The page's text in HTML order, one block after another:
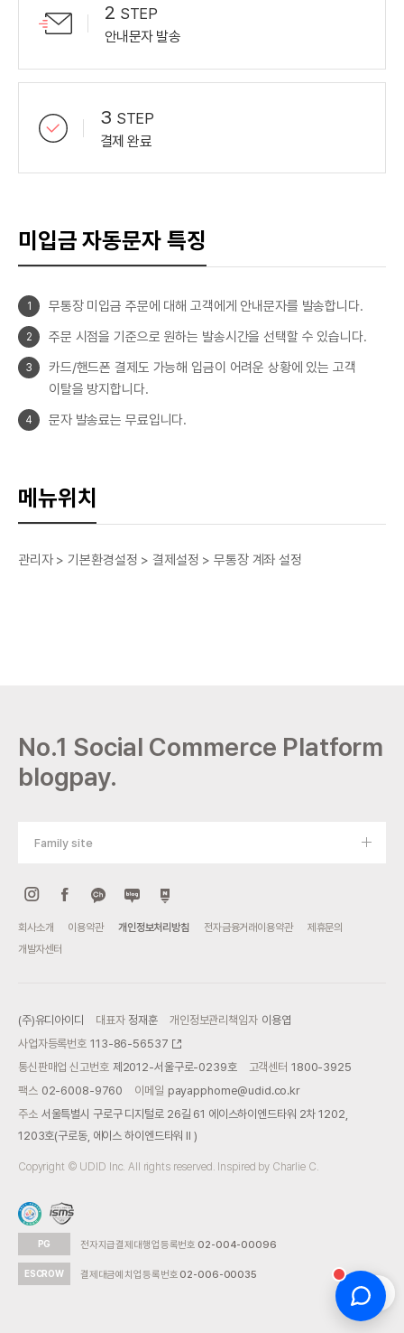
2 STEP
안내문자발송
3 STEP
결제 완료
미입금 자동문자 특징
1 무통장 미입금 주문에 대해 고객에게 안내문자를 발송합니다.
2 주문 시점을 기준으로 원하는 발송시간을 선택할 수 있습니다.
3
카드/핸드폰 결제도 가능해 입금이 어려운 상황에 있는 고객
이탈을 방지합니다.
4 문자 발송료는 무료입니다.
메뉴위치
관리자 > 기본환경설정 > 결제설정 > 무통장 계좌 설정
No.1 Social Commerce Platform
blogpay.
Family site
회사소개 이용약관 개인정보처리방침 전자금융거래이용약관
제휴문의
개발자센터
(주)유디아이디 대표자 정재훈 개인정보관리책임자 이용엽
사업자등록번호 113-86-56537
통신판매업 신고번호 제2012-서울구로-0239호 고객센터 1800-3925
팩스 02-6008-9760 이메일 payapphome@udid.co.kr
주소 서울특별시 구로구 디지털로 26길 61 에이스하이엔드타워 2차 1202,
1203호(구로동, 에이스 하이엔드타워 II )
Copyright © UDID Inc. All rights reserved. Inspired by Charlie C.
PG 전자지급결제대행업등록번호 02-004-00096
ESCROW 결제대금예치업등록번호 02-006-00035